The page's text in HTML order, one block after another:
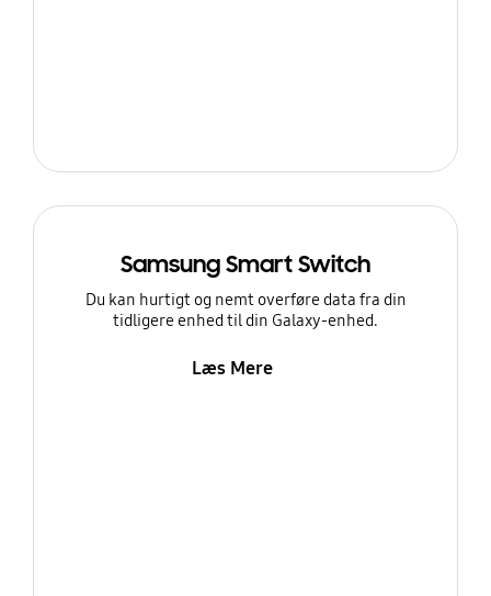
Samsung Smart Switch
Du kan hurtigt og nemt overføre data fra din
tidligere enhed til din Galaxy-enhed.
Læs Mere